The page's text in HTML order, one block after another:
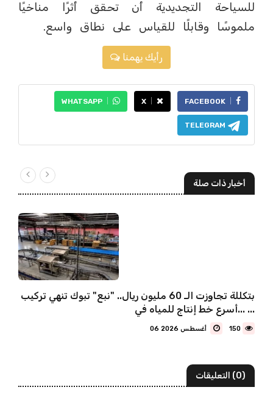
للسياحة التجديدية أن تحقق أثرًا مناخيًا
ملموسًا وقابلًا للقياس على نطاق واسع.
رأيك يهمنا
FACEBOOK
X
WHATSAPP
TELEGRAM
أخبار ذات صلة
بتكللة تجاوزت الـ 60 مليون ريال.. "نبع" تبوك تنهي تركيب
أسرع خط إنتاج للمياه في... ...
150
(0) التعليقات